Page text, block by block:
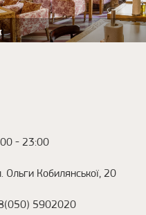
- 23:00
Ольги Кобилянської, 20
5902020